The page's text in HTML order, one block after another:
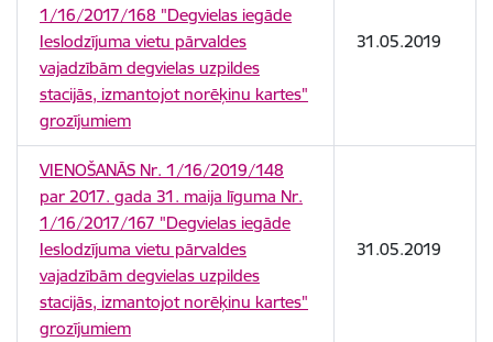
1/16/2017/168 "Degvielas iegāde
Ieslodzījuma vietu pārvaldes
vajadzībām degvielas uzpildes
stacijās, izmantojot norēķinu kartes"
grozījumiem
31.05.2019
VIENOŠANĀS Nr. 1/16/2019/148
par 2017. gada 31. maija līguma Nr.
1/16/2017/167 "Degvielas iegāde
Ieslodzījuma vietu pārvaldes
vajadzībām degvielas uzpildes
stacijās, izmantojot norēķinu kartes"
grozījumiem
31.05.2019